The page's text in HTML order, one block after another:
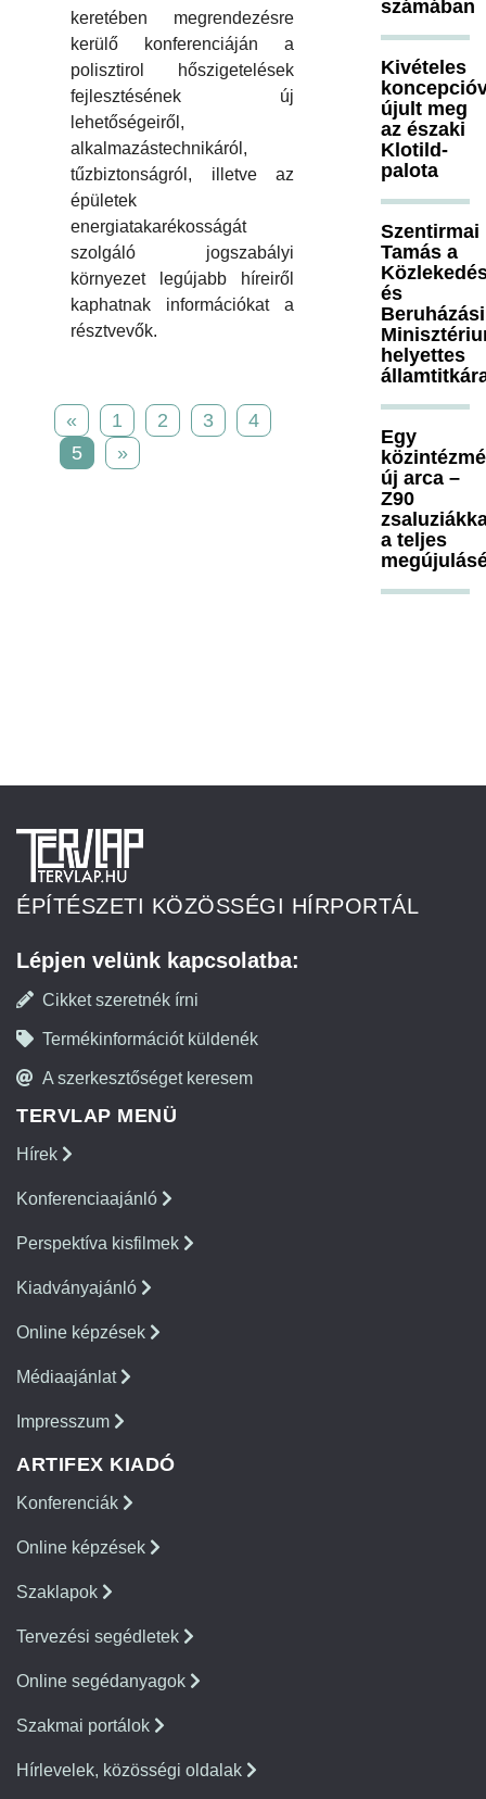
keretében megrendezésre
kerülő konferenciáján a
polisztirol hőszigetelések
fejlesztésének új
lehetőségeiről,
alkalmazástechnikáról,
tűzbiztonságról, illetve az
épületek
energiatakarékosságát
szolgáló jogszabályi
környezet legújabb híreiről
kaphatnak információkat a
résztvevők.
« 1 2 3
4
5
»
számában
Kivételes
újult meg
az északi
Klotild-
palota
Szentirmai
Tamás a
és
Beruházási
helyettes
Egy
új arca –
Z90
a teljes
ÉPÍTÉSZETI KÖZÖSSÉGI HÍRPORTÁL
Lépjen velünk kapcsolatba:
Cikket szeretnék írni
Termékinformációt küldenék
A szerkesztőséget keresem
TERVLAP MENÜ
Hírek
Konferenciaajánló
Perspektíva kisfilmek
Kiadványajánló
Online képzések
Médiaajánlat
Impresszum
ARTIFEX KIADÓ
Konferenciák
Online képzések
Szaklapok
Tervezési segédletek
Online segédanyagok
Szakmai portálok
Hírlevelek, közösségi oldalak